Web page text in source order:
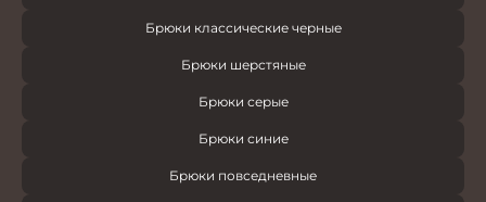
Брюки классические черные
Брюки шерстяные
Брюки серые
Брюки синие
Брюки повседневные